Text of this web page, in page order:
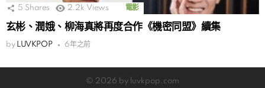
5 Shares 2.2k Views 電影
玄彬、潤娥、柳海真將再度合作《機密同盟》續集
by LUVKPOP 6年之前
© 2026 by luvkpop.com